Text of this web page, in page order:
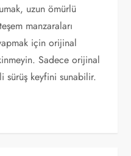
uzun ömürlü
manzaraları
için orijinal
Sadece orijinal
sürüş keyfini sunabilir.